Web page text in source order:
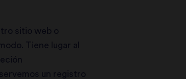
sitio web o
Tiene lugar al
un registro